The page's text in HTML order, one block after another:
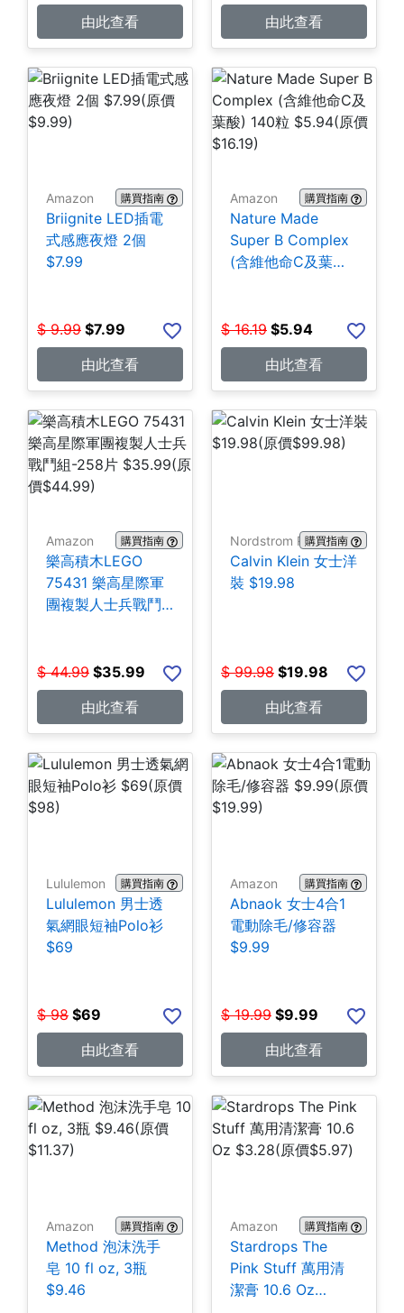
由此查看
由此查看
Amazon 購買指南
Briignite LED插電
式感應夜燈 2個
$7.99
$ 9.99 $7.99
由此查看
Amazon 購買指南
Nature Made
Super B Complex
(含維他命C及葉酸)
$ 16.19 $5.94
由此查看
Amazon 購買指南
樂高積木LEGO
75431 樂高星際軍
團複製人士兵戰鬥
$ 44.99 $35.99
由此查看
Nordstrom Rack購買指南
Calvin Klein 女士洋
裝 $19.98
$ 99.98 $19.98
由此查看
Lululemon 購買指南
Lululemon 男士透
氣網眼短袖Polo衫
$69
$ 98 $69
由此查看
Amazon 購買指南
Abnaok 女士4合1
電動除毛/修容器
$9.99
$ 19.99 $9.99
由此查看
Amazon 購買指南
Method 泡沫洗手
皂 10 fl oz, 3瓶
$9.46
Amazon 購買指南
Stardrops The
Pink Stuff 萬用清
潔膏 10.6 Oz